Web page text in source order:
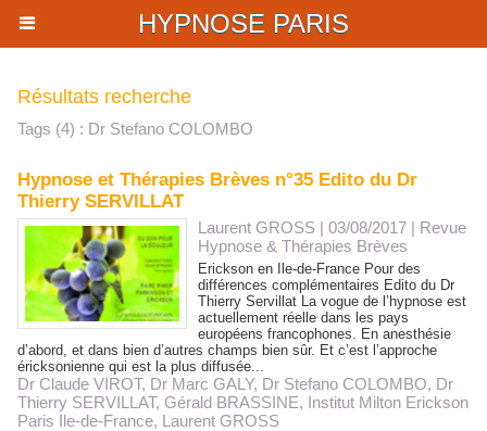
HYPNOSE PARIS
Résultats recherche
Tags (4) : Dr Stefano COLOMBO
Hypnose et Thérapies Brèves n°35 Edito du Dr
Thierry SERVILLAT
Laurent GROSS | 03/08/2017 | Revue
Hypnose & Thérapies Brèves
Erickson en Ile-de-France Pour des
différences complémentaires Edito du Dr
Thierry Servillat La vogue de l’hypnose est
actuellement réelle dans les pays
européens francophones. En anesthésie
d’abord, et dans bien d’autres champs bien sûr. Et c’est l’approche
éricksonienne qui est la plus diffusée...
Dr Claude VIROT, Dr Marc GALY, Dr Stefano COLOMBO, Dr
Thierry SERVILLAT, Gérald BRASSINE, Institut Milton Erickson
Paris Ile-de-France, Laurent GROSS